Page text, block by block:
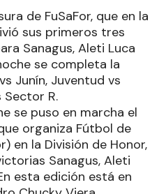
de FuSaFor, que en la
sus primeros tres
Sanagus, Aleti Luca
se completa la
Junín, Juventud vs
Sector R.
se puso en marcha el
organiza Fútbol de
en la División de Honor,
Sanagus, Aleti
esta edición está en